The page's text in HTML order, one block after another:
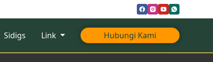
Sidigs Link Hubungi Kami